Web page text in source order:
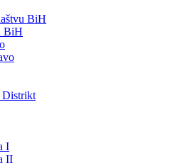
BiH
BiH
Distrikt
I
II